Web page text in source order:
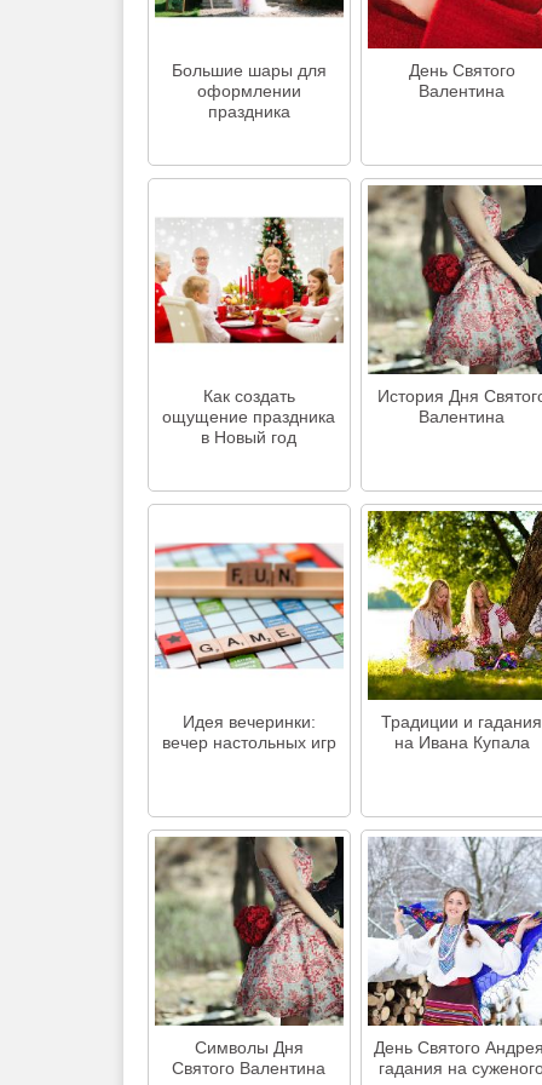
Большие шары для
оформлении
праздника
День Cвятого
Валентина
Как создать
ощущение праздника
в Новый год
История Дня
Валентина
Идея вечеринки:
вечер настольных игр
Традиции и гадания
на Ивана Купала
Символы Дня
Святого Валентина
День Святого
гадания на